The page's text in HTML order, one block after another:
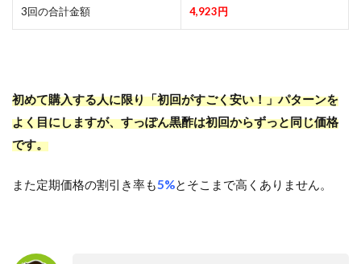
3回の合計金額 4,923円
初めて購入する人に限り「初回がすごく安い！」パターンを
よく目にしますが、すっぽん黒酢は初回からずっと同じ価格
です。
また定期価格の割引き率も5%とそこまで高くありません。